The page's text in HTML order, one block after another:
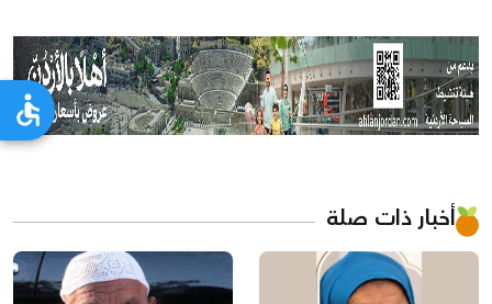
أخبار ذات صلة